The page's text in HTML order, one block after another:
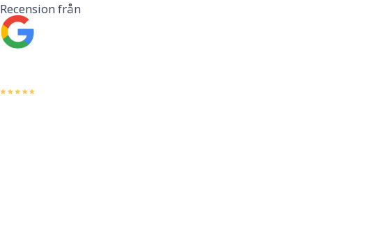
Recension från